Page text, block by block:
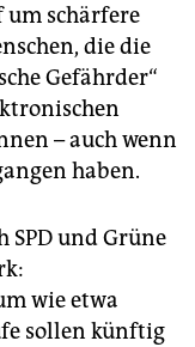
um schärfere
die die
Gefährder“
– auch wenn
haben.
SPD und Grüne
wie etwa
sollen künftig